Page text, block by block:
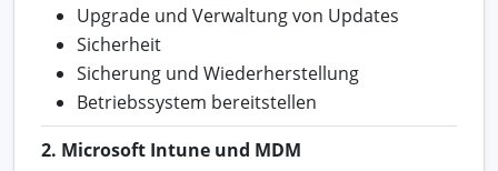
Upgrade und Verwaltung von Updates
Sicherheit
Sicherung und Wiederherstellung
Betriebssystem bereitstellen
2. Microsoft Intune und MDM